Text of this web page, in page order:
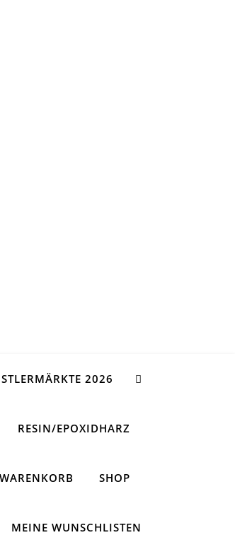
2026
RESIN/EPOXIDHARZ
WARENKORB SHOP
MEINE WUNSCHLISTEN